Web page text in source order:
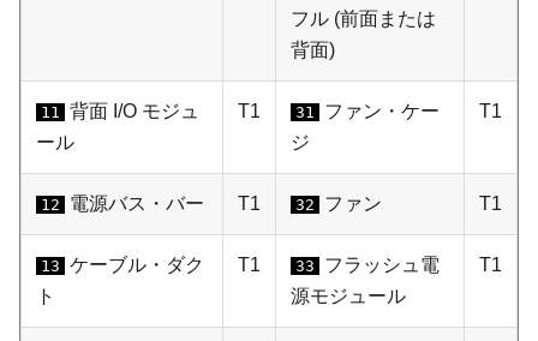
フル (前面または
背面)
11 背面 I/O モジュ
ール
T1 31
ファン・ケー
ジ
T1
12 電源バス・バー T1 32 ファン T1
13 ケーブル・ダク
ト
T1 33
フラッシュ電
源モジュール
T1